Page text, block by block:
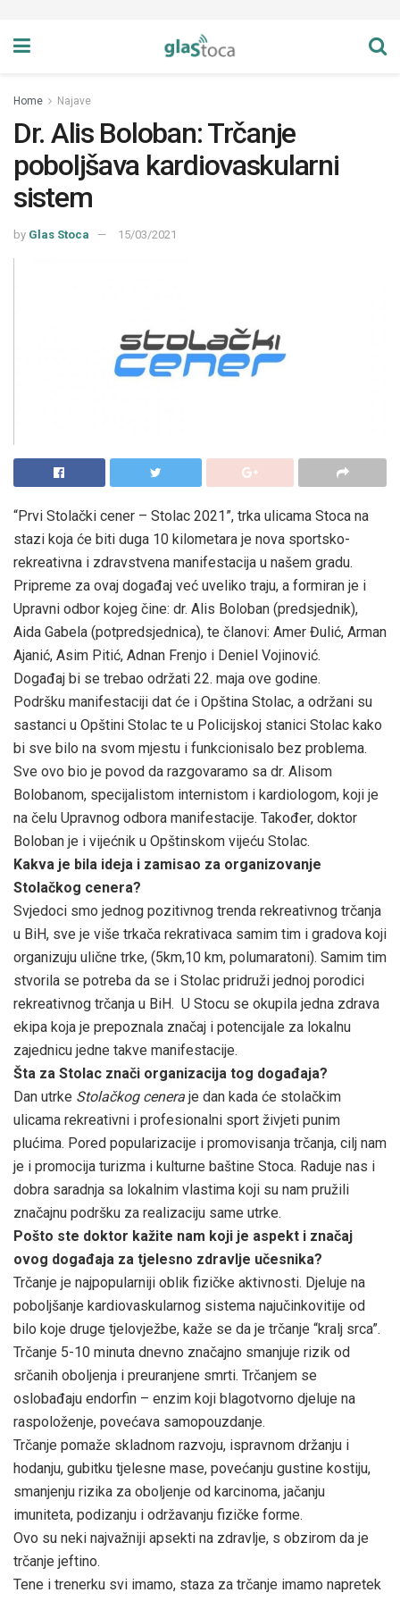
Home Najave
Dr. Alis Boloban: Trčanje
poboljšava kardiovaskularni
sistem
by Glas Stoca 15/03/2021
“Prvi Stolački cener – Stolac 2021”, trka ulicama Stoca na
stazi koja će biti duga 10 kilometara je nova sportsko-
rekreativna i zdravstvena manifestacija u našem gradu.
Pripreme za ovaj događaj već uveliko traju, a formiran je i
Upravni odbor kojeg čine: dr. Alis Boloban (predsjednik),
Aida Gabela (potpredsjednica), te članovi: Amer Đulić, Arman
Ajanić, Asim Pitić, Adnan Frenjo i Deniel Vojinović.
Događaj bi se trebao održati 22. maja ove godine.
Podršku manifestaciji dat će i Opština Stolac, a održani su
sastanci u Opštini Stolac te u Policijskoj stanici Stolac kako
bi sve bilo na svom mjestu i funkcionisalo bez problema.
Sve ovo bio je povod da razgovaramo sa dr. Alisom
Bolobanom, specijalistom internistom i kardiologom, koji je
na čelu Upravnog odbora manifestacije. Također, doktor
Boloban je i vijećnik u Opštinskom vijeću Stolac.
Kakva je bila ideja i zamisao za organizovanje
Stolačkog cenera?
Svjedoci smo jednog pozitivnog trenda rekreativnog trčanja
u BiH, sve je više trkača rekrativaca samim tim i gradova koji
organizuju ulične trke, (5km,10 km, polumaratoni). Samim tim
stvorila se potreba da se i Stolac pridruži jednoj porodici
rekreativnog trčanja u BiH. U Stocu se okupila jedna zdrava
ekipa koja je prepoznala značaj i potencijale za lokalnu
zajednicu jedne takve manifestacije.
Šta za Stolac znači organizacija tog događaja?
Dan utrke Stolačkog cenera je dan kada će stolačkim
ulicama rekreativni i profesionalni sport živjeti punim
plućima. Pored popularizacije i promovisanja trčanja, cilj nam
je i promocija turizma i kulturne baštine Stoca. Raduje nas i
dobra saradnja sa lokalnim vlastima koji su nam pružili
značajnu podršku za realizaciju same utrke.
Pošto ste doktor kažite nam koji je aspekt i značaj
ovog događaja za tjelesno zdravlje učesnika?
Trčanje je najpopularniji oblik fizičke aktivnosti. Djeluje na
poboljšanje kardiovaskularnog sistema najučinkovitije od
bilo koje druge tjelovježbe, kaže se da je trčanje “kralj srca”.
Trčanje 5-10 minuta dnevno značajno smanjuje rizik od
srčanih oboljenja i preuranjene smrti. Trčanjem se
oslobađaju endorfin – enzim koji blagotvorno djeluje na
raspoloženje, povećava samopouzdanje.
Trčanje pomaže skladnom razvoju, ispravnom držanju i
hodanju, gubitku tjelesne mase, povećanju gustine kostiju,
smanjenju rizika za oboljenje od karcinoma, jačanju
imuniteta, podizanju i održavanju fizičke forme.
Ovo su neki najvažniji apsekti na zdravlje, s obzirom da je
trčanje jeftino.
Tene i trenerku svi imamo, staza za trčanje imamo napretek